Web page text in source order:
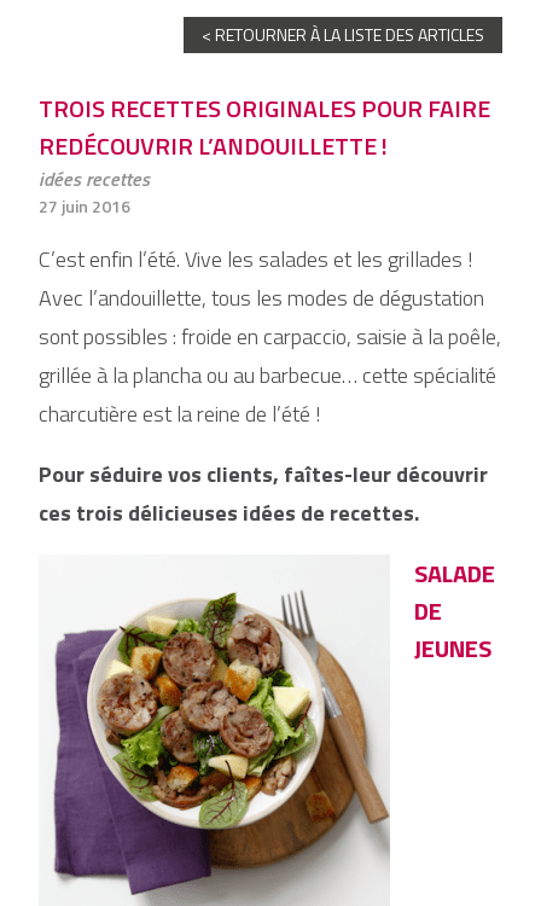
< RETOURNER À LA LISTE DES ARTICLES
TROIS RECETTES ORIGINALES POUR FAIRE
REDÉCOUVRIR L’ANDOUILLETTE !
idées recettes
27 juin 2016
C’est enfin l’été. Vive les salades et les grillades !
Avec l’andouillette, tous les modes de dégustation
sont possibles : froide en carpaccio, saisie à la poêle,
grillée à la plancha ou au barbecue… cette spécialité
charcutière est la reine de l’été !
Pour séduire vos clients, faîtes-leur découvrir
ces trois délicieuses idées de recettes.
SALADE
DE
JEUNES